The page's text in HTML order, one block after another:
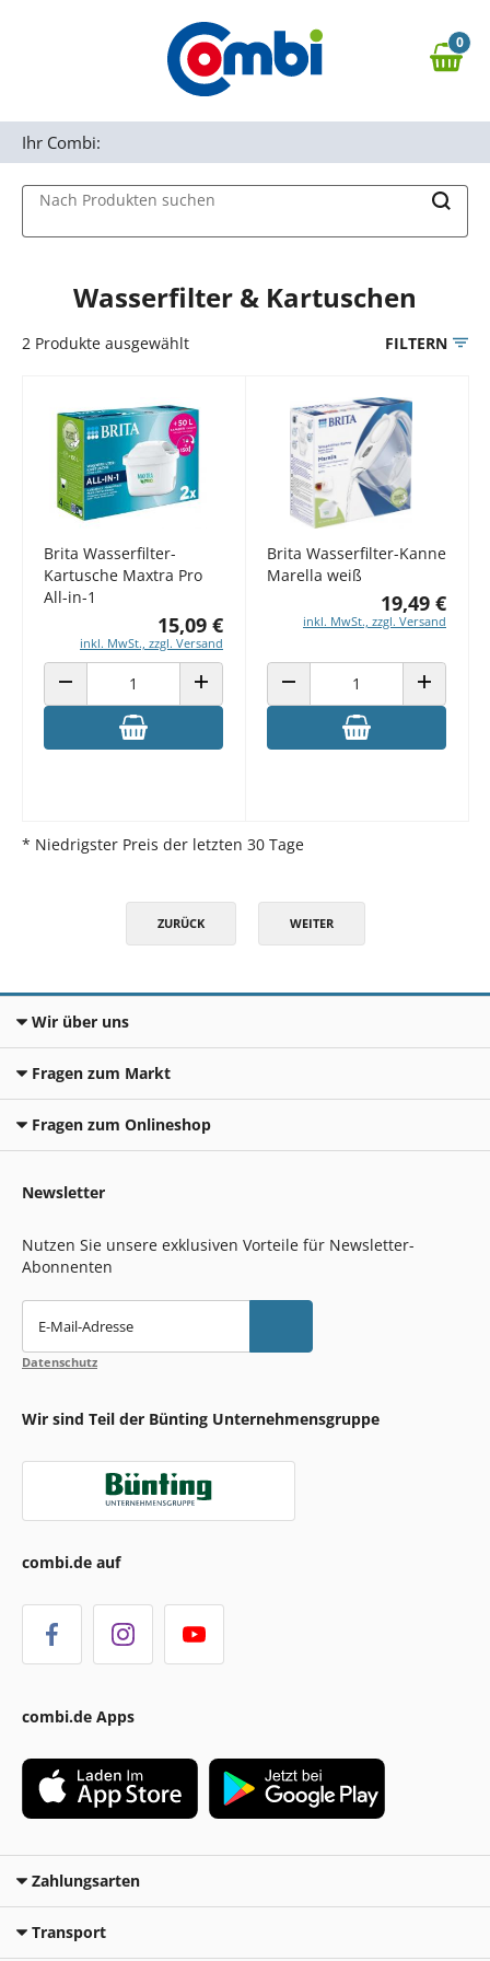
Zur Navigation springen
0,00 €
0
Nach Produkten suchen
Ihr Combi:
Wasserfilter & Kartuschen
2 Produkte ausgewählt FILTERN
Brita Wasserfilter-
Kartusche Maxtra Pro
All-in-1
15,09 €
inkl. MwSt., zzgl. Versand
ANZAHL VERRINGERN ANZAHL ERHÖHEN
Brita Wasserfilter-Kanne
Marella weiß
19,49 €
inkl. MwSt., zzgl. Versand
ANZAHL VERRINGERN ANZAHL
* Niedrigster Preis der letzten 30 Tage
ZURÜCK WEITER
Wir über uns
Fragen zum Markt
Fragen zum Onlineshop
Newsletter
Nutzen Sie unsere exklusiven Vorteile für Newsletter-
Abonnenten
E-Mail-Adresse
Datenschutz
Wir sind Teil der Bünting Unternehmensgruppe
combi.de auf
combi.de Apps
Zahlungsarten
Transport